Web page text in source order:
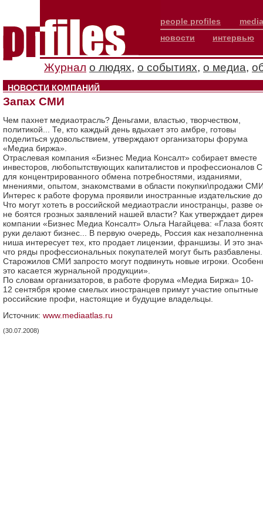
people profiles
новости
интервью
Журнал о людях, о событиях, о медиа,
НОВОСТИ КОМПАНИЙ
Запах СМИ
Чем пахнет медиаотрасль? Деньгами, властью, творчеством,
политикой... Те, кто каждый день вдыхает это амбре, готовы
поделиться удовольствием, утверждают организаторы форума
«Медиа биржа».
Отраслевая компания «Бизнес Медиа Консалт» собирает вместе
инвесторов, любопытствующих капиталистов и профессионалов
для концентрированного обмена потребностями, изданиями,
мнениями, опытом, знакомствами в области покупки\продажи
Интерес к работе форума проявили иностранные издательские
Что могут хотеть в российской медиаотрасли иностранцы, разве
не боятся грозных заявлений нашей власти? Как утверждает
компании «Бизнес Медиа Консалт» Ольга Нагайцева: «Глаза
руки делают бизнес... В первую очередь, Россия как
ниша интересует тех, кто продает лицензии, франшизы. И это
что ряды профессиональных покупателей могут быть разбавлены.
Старожилов СМИ запросто могут подвинуть новые игроки.
это касается журнальной продукции».
По словам организаторов, в работе форума «Медиа Биржа» 10-
12 сентября кроме смелых иностранцев примут участие опытные
российские профи, настоящие и будущие владельцы.
Источник: www.mediaatlas.ru
(30.07.2008)